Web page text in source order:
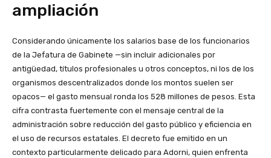
ampliación
Considerando únicamente los salarios base de los funcionarios
de la Jefatura de Gabinete —sin incluir adicionales por
antigüedad, títulos profesionales u otros conceptos, ni los de los
organismos descentralizados donde los montos suelen ser
opacos— el gasto mensual ronda los 528 millones de pesos. Esta
cifra contrasta fuertemente con el mensaje central de la
administración sobre reducción del gasto público y eficiencia en
el uso de recursos estatales. El decreto fue emitido en un
contexto particularmente delicado para Adorni, quien enfrenta